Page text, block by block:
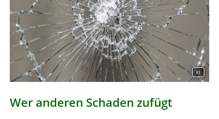
KI
Wer anderen Schaden zufügt